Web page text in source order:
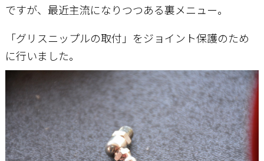
ですが、最近主流になりつつある裏メニュー。
「グリスニップルの取付」をジョイント保護のため
に行いました。